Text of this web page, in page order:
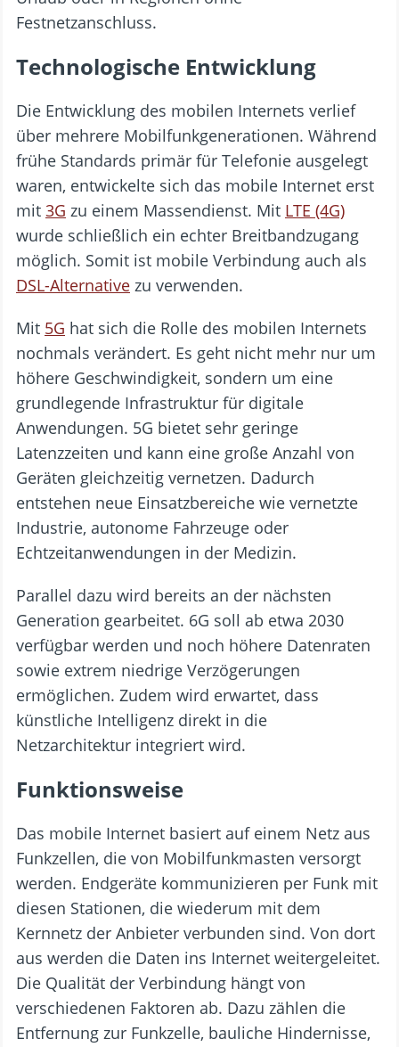
Festnetzanschluss.
Technologische Entwicklung
Die Entwicklung des mobilen Internets verlief
über mehrere Mobilfunkgenerationen. Während
frühe Standards primär für Telefonie ausgelegt
waren, entwickelte sich das mobile Internet erst
mit 3G zu einem Massendienst. Mit LTE (4G)
wurde schließlich ein echter Breitbandzugang
möglich. Somit ist mobile Verbindung auch als
DSL-Alternative zu verwenden.
Mit 5G hat sich die Rolle des mobilen Internets
nochmals verändert. Es geht nicht mehr nur um
höhere Geschwindigkeit, sondern um eine
grundlegende Infrastruktur für digitale
Anwendungen. 5G bietet sehr geringe
Latenzzeiten und kann eine große Anzahl von
Geräten gleichzeitig vernetzen. Dadurch
entstehen neue Einsatzbereiche wie vernetzte
Industrie, autonome Fahrzeuge oder
Echtzeitanwendungen in der Medizin.
Parallel dazu wird bereits an der nächsten
Generation gearbeitet. 6G soll ab etwa 2030
verfügbar werden und noch höhere Datenraten
sowie extrem niedrige Verzögerungen
ermöglichen. Zudem wird erwartet, dass
künstliche Intelligenz direkt in die
Netzarchitektur integriert wird.
Funktionsweise
Das mobile Internet basiert auf einem Netz aus
Funkzellen, die von Mobilfunkmasten versorgt
werden. Endgeräte kommunizieren per Funk mit
diesen Stationen, die wiederum mit dem
Kernnetz der Anbieter verbunden sind. Von dort
aus werden die Daten ins Internet weitergeleitet.
Die Qualität der Verbindung hängt von
verschiedenen Faktoren ab. Dazu zählen die
Entfernung zur Funkzelle, bauliche Hindernisse,